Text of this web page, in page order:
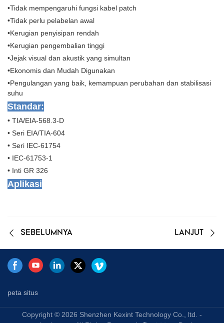
•Tidak mempengaruhi fungsi kabel patch
•Tidak perlu pelabelan awal
•Kerugian penyisipan rendah
•Kerugian pengembalian tinggi
•Jejak visual dan akustik yang simultan
•Ekonomis dan Mudah Digunakan
•Pengulangan yang baik, kemampuan perubahan dan stabilisasi
suhu
Standar:
• TIA/EIA-568.3-D
• Seri EIA/TIA-604
• Seri IEC-61754
• IEC-61753-1
• Inti GR 326
Aplikasi
SEBELUMNYA LANJUT
peta situs
Copyright © 2026 Shenzhen Kexint Technology Co., ltd. -